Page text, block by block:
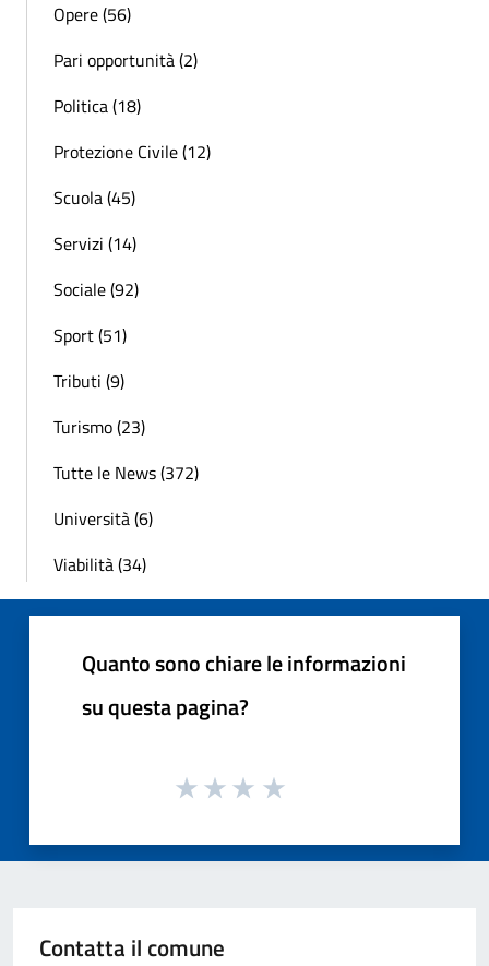
Opere (56)
Pari opportunità (2)
Politica (18)
Protezione Civile (12)
Scuola (45)
Servizi (14)
Sociale (92)
Sport (51)
Tributi (9)
Turismo (23)
Tutte le News (372)
Università (6)
Viabilità (34)
Quanto sono chiare le informazioni
su questa pagina?
Contatta il comune